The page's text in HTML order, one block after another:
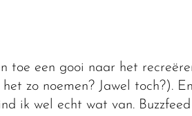
toe een gooi naar het
zo noemen? Jawel toch?).
ik wel echt wat van.